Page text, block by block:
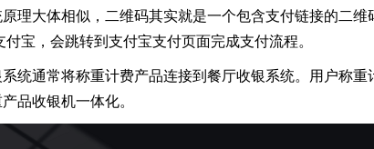
理大体相似，二维码其实就是一个包含支付链接的二
宝，会跳转到支付宝支付页面完成支付流程。
统通常将称重计费产品连接到餐厅收银系统。用户称
品收银机一体化。